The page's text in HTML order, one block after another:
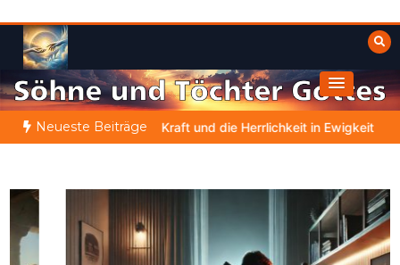
Inhalt
springen
Weisheiten der Bibel
Himmelwärts
Neueste Beiträge
Kraft und die Herrlichkeit in Ewigkeit DIE BIBLISCHE